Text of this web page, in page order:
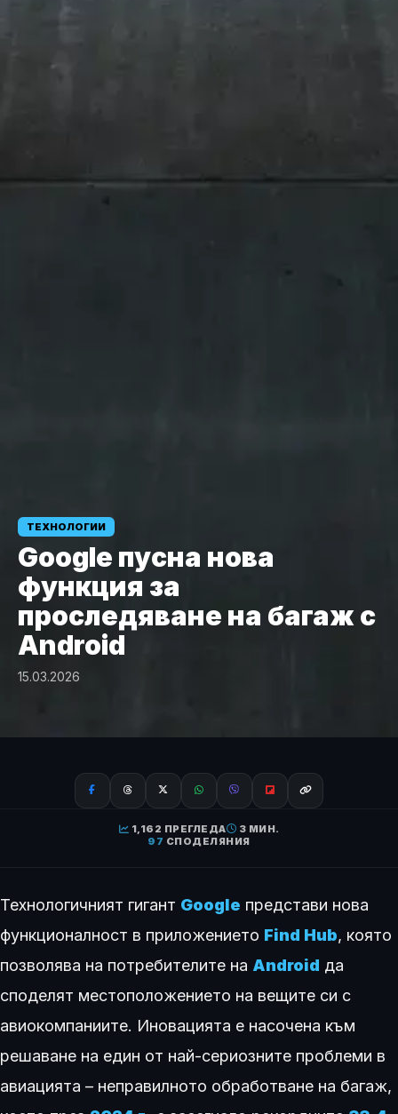
ТЕХНОЛОГИИ
Google пусна нова
функция за
проследяване на багаж с
Android
15.03.2026
1,162 ПРЕГЛЕДА
3 МИН.
97 СПОДЕЛЯНИЯ
Технологичният гигант Google представи нова
функционалност в приложението Find Hub, която
позволява на потребителите на Android да
споделят местоположението на вещите си с
авиокомпаниите. Иновацията е насочена към
решаване на един от най-сериозните проблеми в
авиацията – неправилното обработване на багаж,